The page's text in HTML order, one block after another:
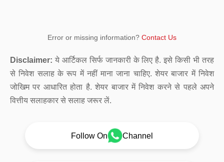
Error or missing information? Contact Us
Disclaimer: ये आर्टिकल सिर्फ जानकारी के लिए है. इसे किसी भी तरह
से निवेश सलाह के रूप में नहीं माना जाना चाहिए. शेयर बाजार में निवेश
जोखिम पर आधारित होता है. शेयर बाजार में निवेश करने से पहले अपने
वित्तीय सलाहकार से सलाह जरूर लें.
Follow On Channel